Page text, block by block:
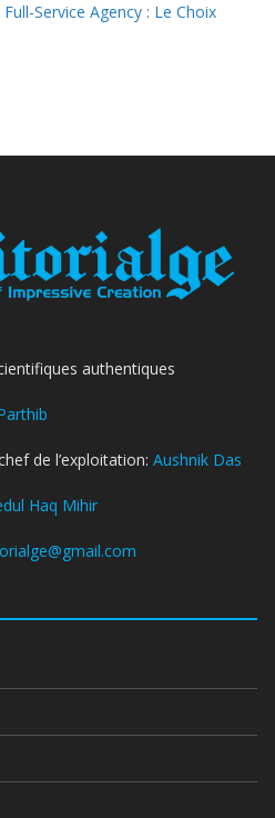
Service Agency : Le Choix
authentiques
de l’exploitation: Aushnik Das
Haq Mihir